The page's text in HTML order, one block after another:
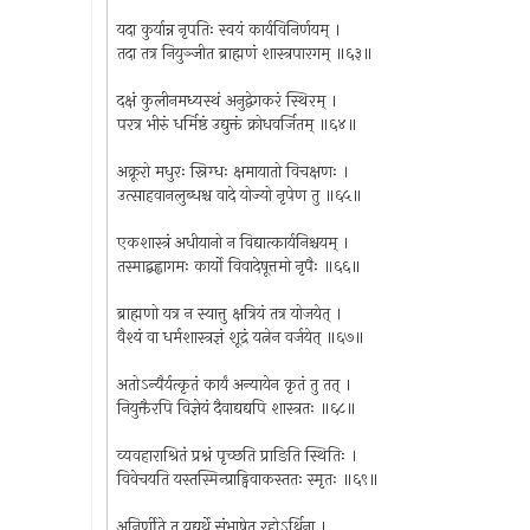
यदा कुर्यान्न नृपतिः स्वयं कार्यविनिर्णयम् ।
तदा तत्र नियुञ्जीत ब्राह्मणं शास्त्रपारगम् ॥६३॥
दक्षं कुलीनमध्यस्थं अनुद्वेगकरं स्थिरम् ।
परत्र भीरुं धर्मिष्ठं उद्युक्तं क्रोधवर्जितम् ॥६४॥
अक्रूरो मधुरः स्निग्धः क्षमायातो विचक्षणः ।
उत्साहवानलुब्धश्च वादे योज्यो नृपेण तु ॥६५॥
एकशास्त्रं अधीयानो न विद्यात्कार्यनिश्चयम् ।
तस्माद्बह्वागमः कार्यो विवादेषूत्तमो नृपैः ॥६६॥
ब्राह्मणो यत्र न स्यात्तु क्षत्रियं तत्र योजयेत् ।
वैश्यं वा धर्मशास्त्रज्ञं शूद्रं यत्नेन वर्जयेत् ॥६७॥
अतोऽन्यैर्यत्कृतं कार्यं अन्यायेन कृतं तु तत् ।
नियुक्तैरपि विज्ञेयं दैवाद्यद्यपि शास्त्रतः ॥६८॥
व्यवहाराश्रितं प्रश्नं पृच्छति प्राङिति स्थितिः ।
विवेचयति यस्तस्मिन्प्राड्विवाकस्ततः स्मृतः ॥६९॥